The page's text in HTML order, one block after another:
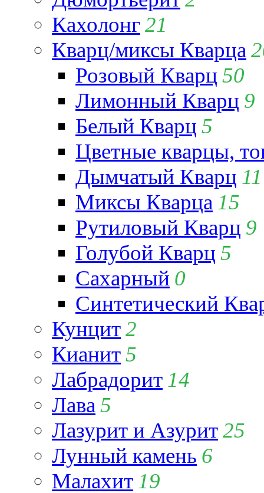
Кахолонг21
Кварц/миксы Кварца
Розовый Кварц 50
Лимонный Кварц 9
Белый Кварц 5
Цветные кварцы,
Дымчатый Кварц 11
Миксы Кварца 15
Рутиловый Кварц 9
Голубой Кварц 5
Сахарный 0
Синтетический
Кунцит2
Кианит5
Лабрадорит 14
Лава 5
Лазурит и Азурит25
Лунный камень 6
Малахит 19